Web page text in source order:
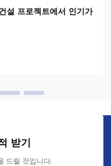
설 프로젝트에서 인기가
받기
드릴 것입니다.